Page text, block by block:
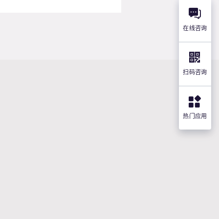
在线咨询
扫码咨询
热门应用